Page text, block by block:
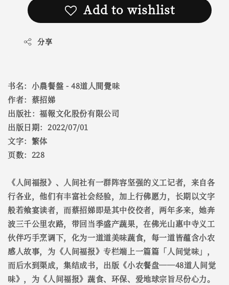
Add to wishlist
分享
书名：小農餐盤 - 48道人間覺味
作者：蔡招娣
出版社：福報文化股份有限公司
出版日期：2022/07/01
文字：繁体
页数：228
《人间福报》、人间社有一群阵容坚强的义工记者，来自各
行各业，他们有丰富社会经验，加上行佛愿力，长期以文字
般若飨宴读者，而蔡招娣即是其中佼佼者，两年多来，她奔
波三千公里农路，带回当季盛产蔬果，在佛光山惠中寺义工
伙伴巧手烹调下，化为一道道美味蔬食，每一道皆蕴含小农
感人故事，为《人间福报》专栏端上一篇篇「人间觉味」，
而后水到渠成，集结成书，出版《小农餐盘──48道人间觉
味》，为《人间福报》蔬食、环保、爱地球宗旨尽份心力。